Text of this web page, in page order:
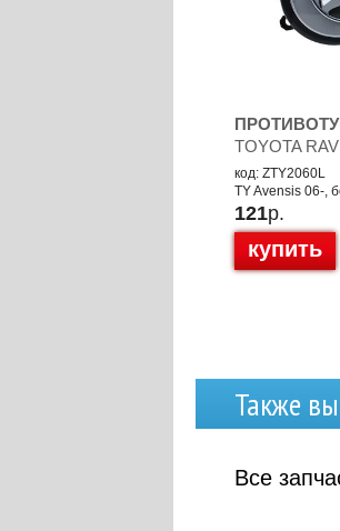
TOYOTA
код: ZTY2060L
TY Avensis 06-,
121р.
купить
Также
Все